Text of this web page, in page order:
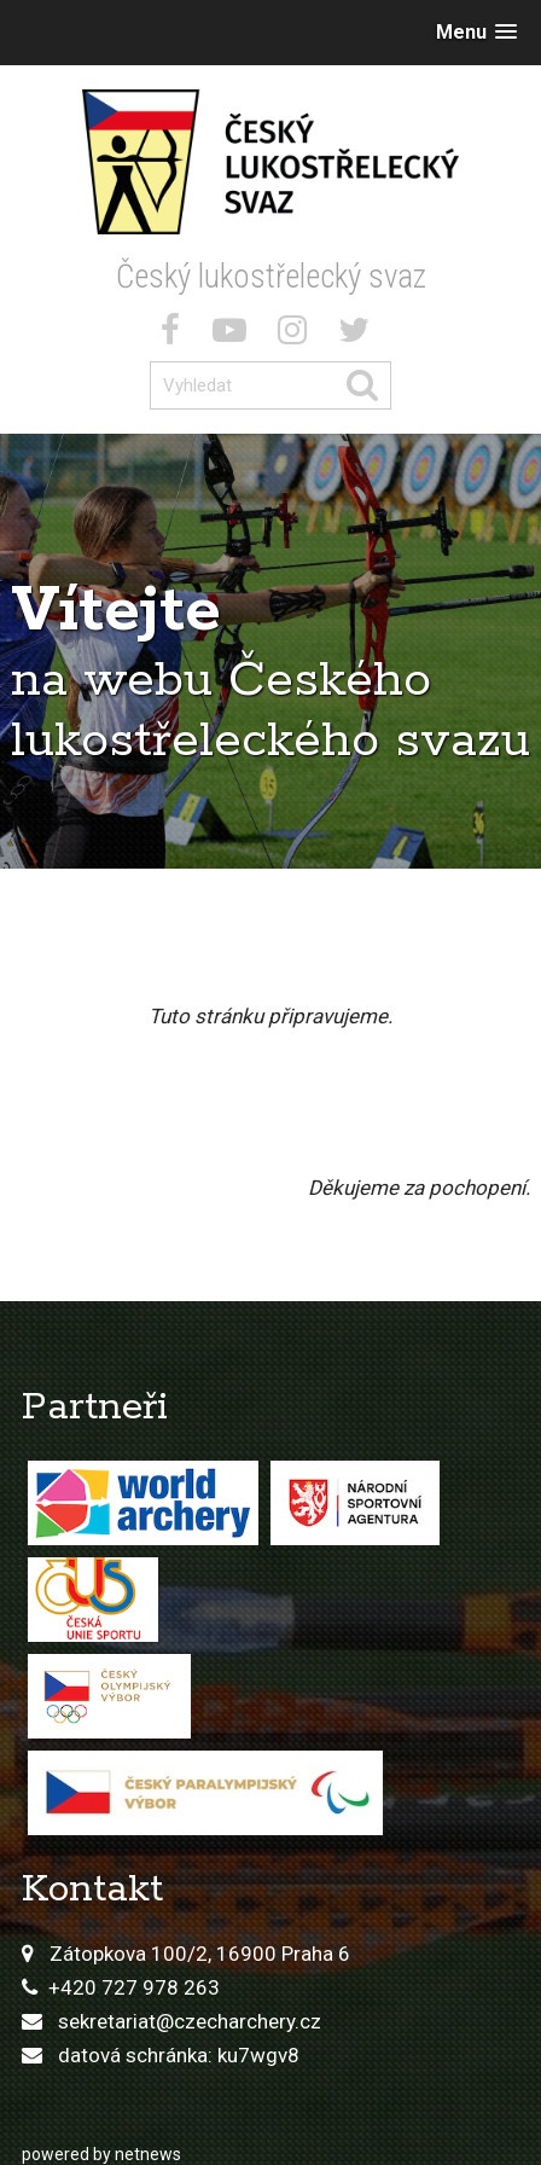
Menu
Český lukostřelecký svaz
Vítejte
na webu Českého
lukostřeleckého svazu
Tuto stránku připravujeme.
Děkujeme za pochopení.
Partneři
Kontakt
Zátopkova 100/2, 16900 Praha 6
+420 727 978 263
sekretariat@czecharchery.cz
datová schránka: ku7wgv8
powered by netnews